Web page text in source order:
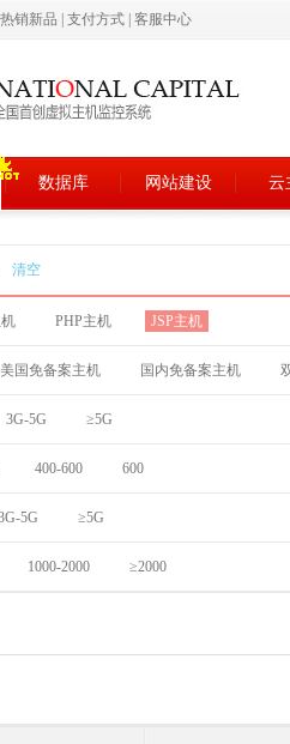
热销新品 支付方式 客服中心
数据库 网站建设 云
清空
PHP主机 JSP主机
美国免备案主机 国内免备案主机
3G-5G ≥5G
400-600 600
5G ≥5G
1000-2000 ≥2000